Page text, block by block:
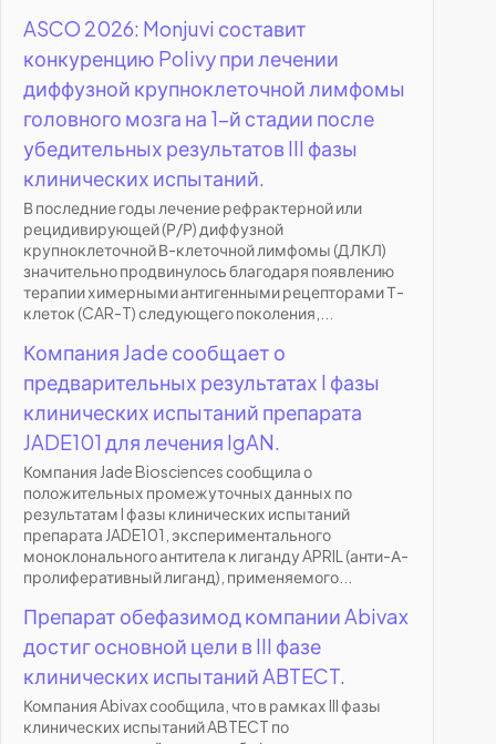
ASCO 2026: Monjuvi составит
конкуренцию Polivy при лечении
диффузной крупноклеточной лимфомы
головного мозга на 1-й стадии после
убедительных результатов III фазы
клинических испытаний.
В последние годы лечение рефрактерной или
рецидивирующей (Р/Р) диффузной
крупноклеточной В-клеточной лимфомы (ДЛКЛ)
значительно продвинулось благодаря появлению
терапии химерными антигенными рецепторами Т-
клеток (CAR-T) следующего поколения,...
Компания Jade сообщает о
предварительных результатах I фазы
клинических испытаний препарата
JADE101 для лечения IgAN.
Компания Jade Biosciences сообщила о
положительных промежуточных данных по
результатам I фазы клинических испытаний
препарата JADE101, экспериментального
моноклонального антитела к лиганду APRIL (анти-А-
пролиферативный лиганд), применяемого...
Препарат обефазимод компании Abivax
достиг основной цели в III фазе
клинических испытаний ABTECT.
Компания Abivax сообщила, что в рамках III фазы
клинических испытаний ABTECT по